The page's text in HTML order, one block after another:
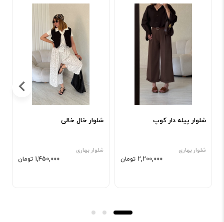
شلوار پیله دار کوپ
شلوار بهاری
2,200,000 تومان
شلوار خال خالی
شلوار بهاری
1,450,000 تومان